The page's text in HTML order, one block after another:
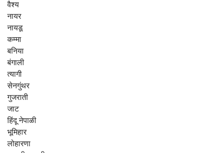
वैश्य
नायर
नायडू
कम्मा
बनिया
बंगाली
त्यागी
सेनगुंथर
गुजराती
जाट
हिंदू नेपाळी
भूमिहार
लोहारणा